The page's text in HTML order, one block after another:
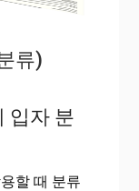
류)
입자 분
할 때 분류